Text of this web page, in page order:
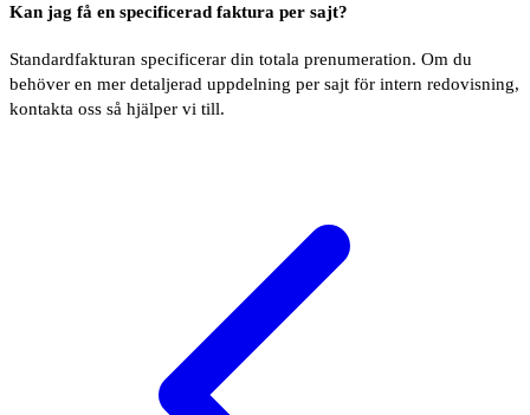
Kan jag få en specificerad faktura per sajt?
Standardfakturan specificerar din totala prenumeration. Om du
behöver en mer detaljerad uppdelning per sajt för intern redovisning,
kontakta oss så hjälper vi till.